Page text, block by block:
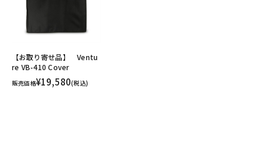
【お取り寄せ品】 Ventu
re VB-410 Cover
販売価格¥19,580(税込)